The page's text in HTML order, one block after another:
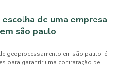
de uma empresa
são paulo
geoprocessamento em são paulo, é
para garantir uma contratação de